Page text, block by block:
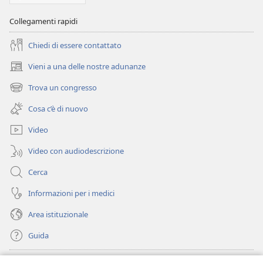
corruzione?
Collegamenti rapidi
Chiedi di essere contattato
Vieni a una delle nostre adunanze
(apre
una
nuova
finestra)
Trova un congresso
(apre
una
nuova
finestra)
Cosa c’è di nuovo
Video
Video con audiodescrizione
Cerca
Informazioni per i medici
Area istituzionale
Guida